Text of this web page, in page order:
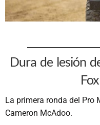
Dura de lesión
La primera ronda del Pro
Cameron McAdoo.